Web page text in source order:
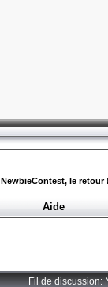
NewbieContest, le retour
Aide
Fil de discussion: